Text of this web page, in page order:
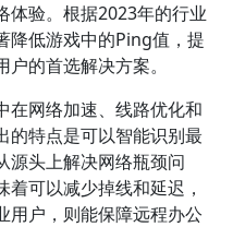
体验。根据2023年的行业
降低游戏中的Ping值，提
的首选解决方案。
在网络加速、线路优化和
的特点是可以智能识别最
源头上解决网络瓶颈问
可以减少掉线和延迟，
用户，则能保障远程办公